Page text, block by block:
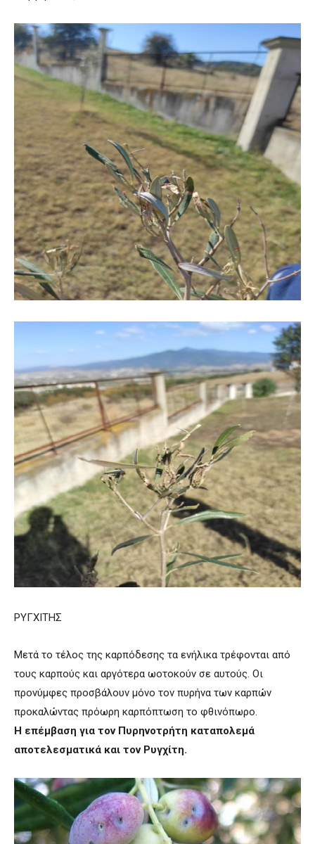
ΡΥΓΧΙΤΗΣ
Μετά το τέλος της καρπόδεσης τα ενήλικα τρέφονται από
τους καρπούς και αργότερα ωοτοκούν σε αυτούς. Οι
προνύμφες προσβάλουν μόνο τον πυρήνα των καρπών
προκαλώντας πρόωρη καρπόπτωση το φθινόπωρο.
Η επέμβαση για τον Πυρηνοτρήτη καταπολεμά
αποτελεσματικά και τον Ρυγχίτη.